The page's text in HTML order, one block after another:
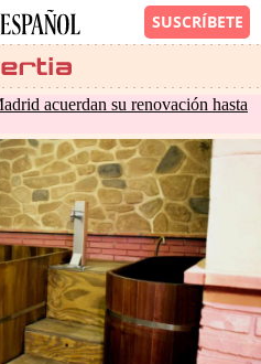
acuerdan su renovación hasta